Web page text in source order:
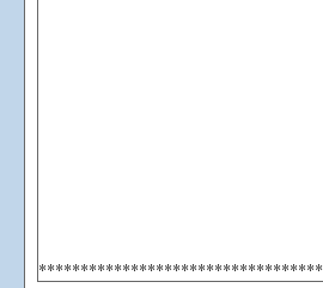
**********************************